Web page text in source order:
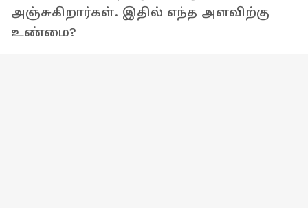
அஞ்சுகிறார்கள். இதில் எந்த அளவிற்கு
உண்மை?